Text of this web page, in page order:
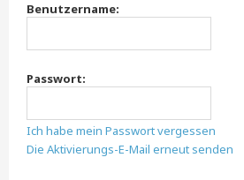
Benutzername:
Passwort:
Ich habe mein Passwort vergessen
Die Aktivierungs-E-Mail erneut senden